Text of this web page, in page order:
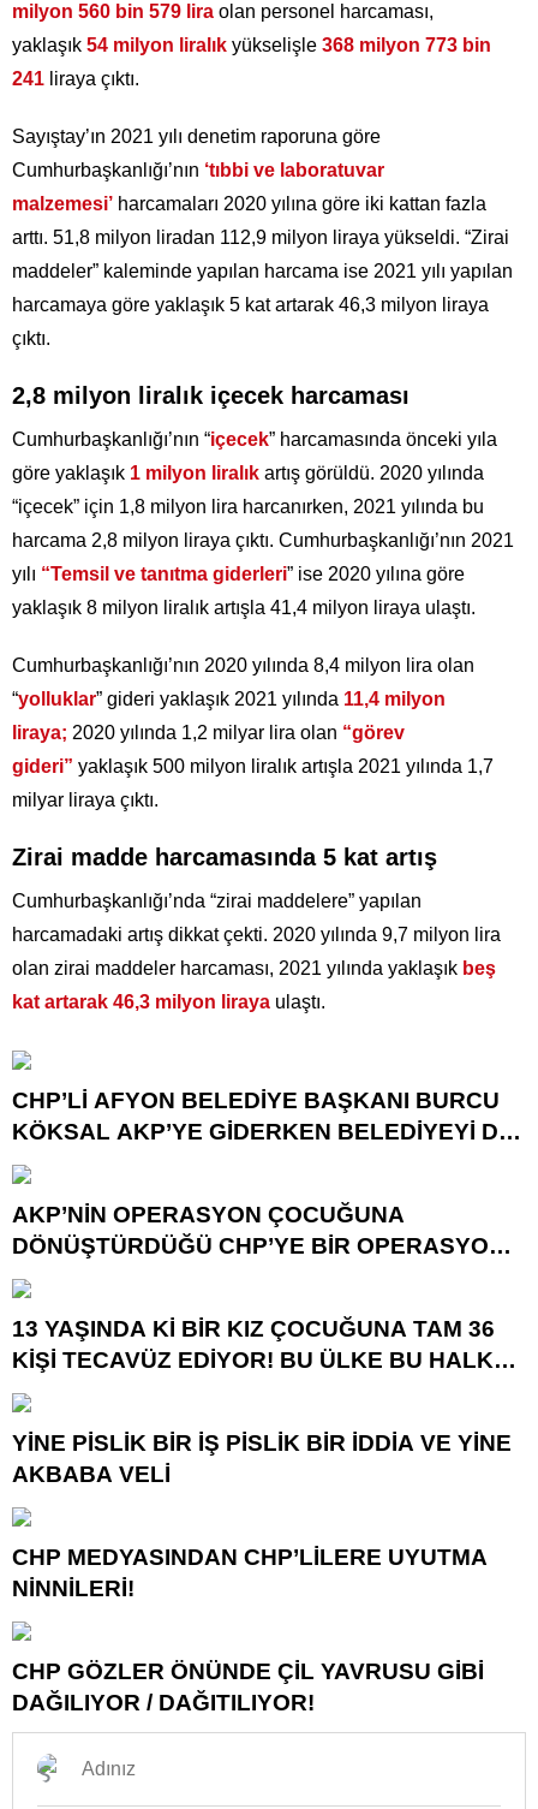
milyon 560 bin 579 lira olan personel harcaması,
yaklaşık 54 milyon liralık yükselişle 368 milyon 773 bin
241 liraya çıktı.
Sayıştay’ın 2021 yılı denetim raporuna göre
Cumhurbaşkanlığı’nın ‘tıbbi ve laboratuvar
malzemesi’ harcamaları 2020 yılına göre iki kattan fazla
arttı. 51,8 milyon liradan 112,9 milyon liraya yükseldi. “Zirai
maddeler” kaleminde yapılan harcama ise 2021 yılı yapılan
harcamaya göre yaklaşık 5 kat artarak 46,3 milyon liraya
çıktı.
2,8 milyon liralık içecek harcaması
Cumhurbaşkanlığı’nın “içecek” harcamasında önceki yıla
göre yaklaşık 1 milyon liralık artış görüldü. 2020 yılında
“içecek” için 1,8 milyon lira harcanırken, 2021 yılında bu
harcama 2,8 milyon liraya çıktı. Cumhurbaşkanlığı’nın 2021
yılı “Temsil ve tanıtma giderleri” ise 2020 yılına göre
yaklaşık 8 milyon liralık artışla 41,4 milyon liraya ulaştı.
Cumhurbaşkanlığı’nın 2020 yılında 8,4 milyon lira olan
“yolluklar” gideri yaklaşık 2021 yılında 11,4 milyon
liraya; 2020 yılında 1,2 milyar lira olan “görev
gideri” yaklaşık 500 milyon liralık artışla 2021 yılında 1,7
milyar liraya çıktı.
Zirai madde harcamasında 5 kat artış
Cumhurbaşkanlığı’nda “zirai maddelere” yapılan
harcamadaki artış dikkat çekti. 2020 yılında 9,7 milyon lira
olan zirai maddeler harcaması, 2021 yılında yaklaşık beş
kat artarak 46,3 milyon liraya ulaştı.
CHP’Lİ AFYON BELEDİYE BAŞKANI BURCU
KÖKSAL AKP’YE GİDERKEN BELEDİYEYİ DE
GÖTÜRÜYOR!
AKP’NİN OPERASYON ÇOCUĞUNA
DÖNÜŞTÜRDÜĞÜ CHP’YE BİR OPERASYON
DAHA!
13 YAŞINDA Kİ BİR KIZ ÇOCUĞUNA TAM 36
KİŞİ TECAVÜZ EDİYOR! BU ÜLKE BU HALK
NEREYE SAVRULDU NASIL SAVRULDU!
YİNE PİSLİK BİR İŞ PİSLİK BİR İDDİA VE YİNE
AKBABA VELİ
CHP MEDYASINDAN CHP’LİLERE UYUTMA
NİNNİLERİ!
CHP GÖZLER ÖNÜNDE ÇİL YAVRUSU GİBİ
DAĞILIYOR / DAĞITILIYOR!